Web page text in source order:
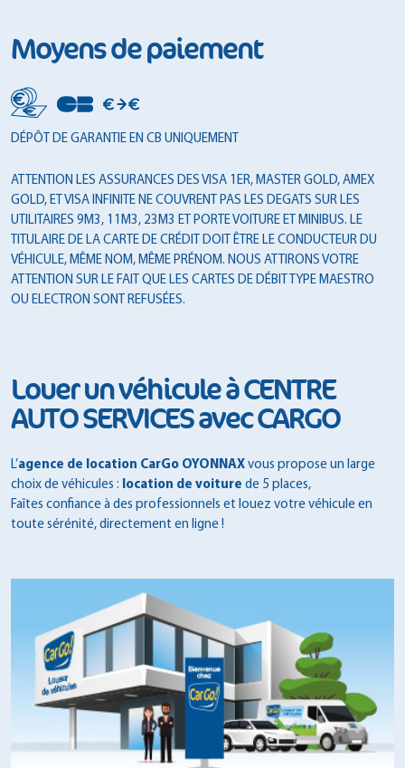
Moyens de paiement
DÉPÔT DE GARANTIE EN CB UNIQUEMENT
ATTENTION LES ASSURANCES DES VISA 1ER, MASTER GOLD, AMEX
GOLD, ET VISA INFINITE NE COUVRENT PAS LES DEGATS SUR LES
UTILITAIRES 9M3, 11M3, 23M3 ET PORTE VOITURE ET MINIBUS. LE
TITULAIRE DE LA CARTE DE CRÉDIT DOIT ÊTRE LE CONDUCTEUR DU
VÉHICULE, MÊME NOM, MÊME PRÉNOM. NOUS ATTIRONS VOTRE
ATTENTION SUR LE FAIT QUE LES CARTES DE DÉBIT TYPE MAESTRO
OU ELECTRON SONT REFUSÉES.
Louer un véhicule à CENTRE
AUTO SERVICES avec CARGO
L’agence de location CarGo OYONNAX vous propose un large
choix de véhicules : location de voiture de 5 places,
Faîtes confiance à des professionnels et louez votre véhicule en
toute sérénité, directement en ligne !